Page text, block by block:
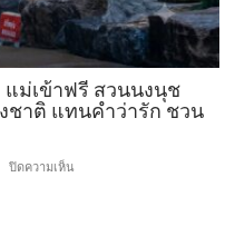
แม่เข้าฟรี สวนนงนุช
าติ แทนคำว่ารัก ชวน
ปิดความเห็น